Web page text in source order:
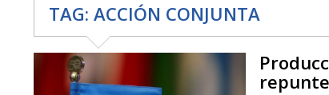
TAG: ACCIÓN CONJUNTA